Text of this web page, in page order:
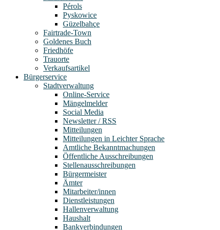
Pérols
Pyskowice
Güzelbahçe
Fairtrade-Town
Goldenes Buch
Friedhöfe
Trauorte
Verkaufsartikel
Bürgerservice
Stadtverwaltung
Online-Service
Mängelmelder
Social Media
Newsletter / RSS
Mitteilungen
Mitteilungen in Leichter Sprache
Amtliche Bekanntmachungen
Öffentliche Ausschreibungen
Stellenausschreibungen
Bürgermeister
Ämter
Mitarbeiter/innen
Dienstleistungen
Hallenverwaltung
Haushalt
Bankverbindungen